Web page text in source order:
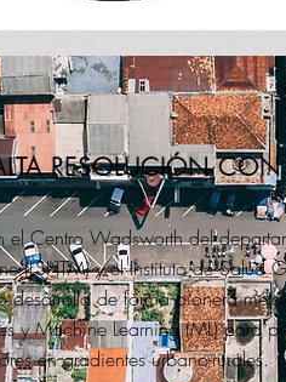
RESOLUCIÓN
el Centro Wadsworth del
(LSHTM) y el Instituto de
desarrolla de forma pionera
y Machine Learning (ML) para
en gradientes urbano-rurales.